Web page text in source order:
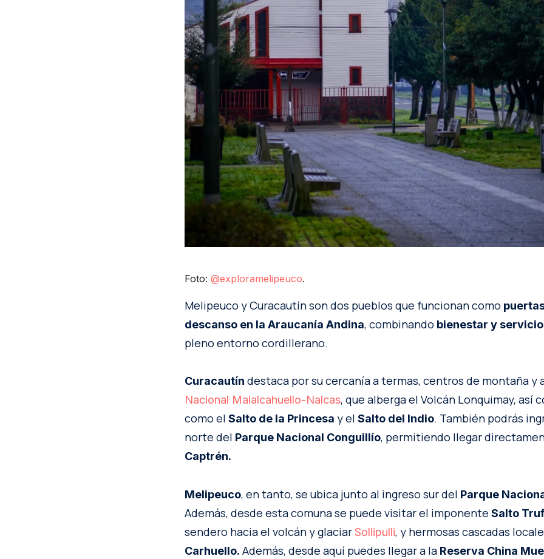
Foto: @exploramelipeuco.
Melipeuco y Curacautín son dos pueblos que funcionan como
descanso en la Araucanía Andina, combinando bienestar y
pleno entorno cordillerano.
Curacautín destaca por su cercanía a termas, centros de montaña y
Nacional Malalcahuello-Nalcas, que alberga el Volcán Lonquimay, así
como el Salto de la Princesa y el Salto del Indio. También podrás
norte del Parque Nacional Conguillío, permitiendo llegar
Captrén.
Melipeuco, en tanto, se ubica junto al ingreso sur del Parque
Además, desde esta comuna se puede visitar el imponente Salto
sendero hacia el volcán y glaciarSollipulli, y hermosas cascadas
Carhuello. Además, desde aquí puedes llegar a la Reserva China